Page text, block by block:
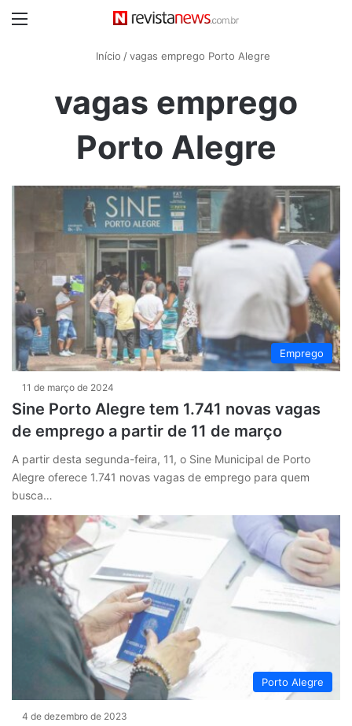
Início / vagas emprego Porto Alegre
vagas emprego
Porto Alegre
Emprego
11 de março de 2024
Sine Porto Alegre tem 1.741 novas vagas
de emprego a partir de 11 de março
A partir desta segunda-feira, 11, o Sine Municipal de Porto
Alegre oferece 1.741 novas vagas de emprego para quem
busca…
Porto Alegre
4 de dezembro de 2023